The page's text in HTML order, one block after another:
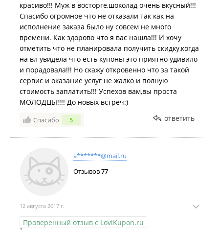
красиво!!! Муж в восторге,шоколад очень вкусный!!!
Спасибо огромное что не отказали так как на
исполнение заказа было ну совсем не много
времени. Как здорово что я вас нашла!!! И хочу
отметить что не планировала получить скидку,когда
на вл увидела что есть купоны это приятно удивило
и порадовала!!! Но скажу откровенно что за такой
сервис и оказание услуг не жалко и полную
стоимость заплатить!!! Успехов вам,вы проста
МОЛОДЦЫ!!!! До новых встреч:)
Спасибо 5 ответить
a*******@mail.ru
Отзывов77
12 августа 2017 г.
Проверенный отзыв с LoviKupon.ru